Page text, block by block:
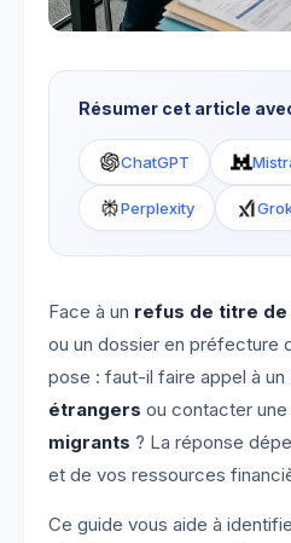
Résumer cet article
ChatGPT
Perplexity
Face à un refus de titre de
ou un dossier en préfecture
pose : faut-il faire appel à un
étrangers ou contacter une
migrants ? La réponse
et de vos ressources
Ce guide vous aide à